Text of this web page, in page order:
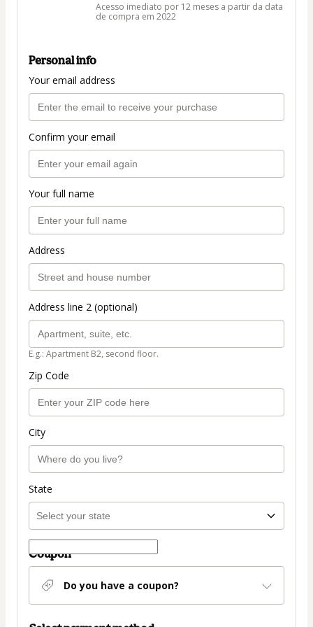
Acesso imediato por 12 meses a partir da data
de compra em 2022
Personal info
Your email address
Confirm your email
Your full name
Address
Address line 2 (optional)
E.g.: Apartment B2, second floor.
Zip Code
City
State
Coupon
Do you have a coupon?